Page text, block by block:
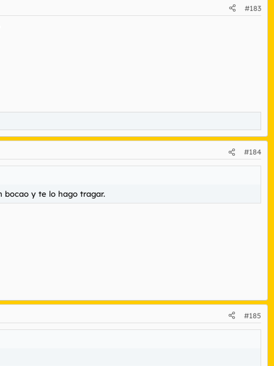
#183
#184
bocao y te lo hago tragar.
#185